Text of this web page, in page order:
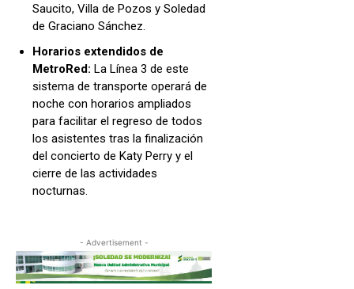
Saucito, Villa de Pozos y Soledad
de Graciano Sánchez.
Horarios extendidos de
MetroRed: La Línea 3 de este
sistema de transporte operará de
noche con horarios ampliados
para facilitar el regreso de todos
los asistentes tras la finalización
del concierto de Katy Perry y el
cierre de las actividades
nocturnas.
- Advertisement -